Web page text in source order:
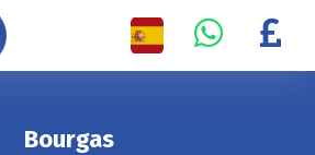
Bourgas